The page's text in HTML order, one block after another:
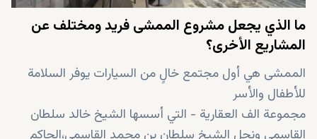
ما الذي يجعل مشروع الممشى فريد ومختلف عن
المشاريع الأخرى؟
الممشى هي أول مجتمع خالٍ من السيارات يوفر السلامة
للأطفال والأسر
مجموعة الف العقارية - التي أسسها الشيخ خالد سلطان